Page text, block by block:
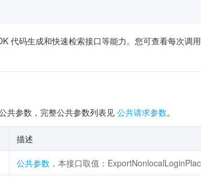
代码生成和快速检索接口等能力。您可查看每次调
共参数，完整公共参数列表见公共请求参数。
描述
公共参数 ，本接口取值：